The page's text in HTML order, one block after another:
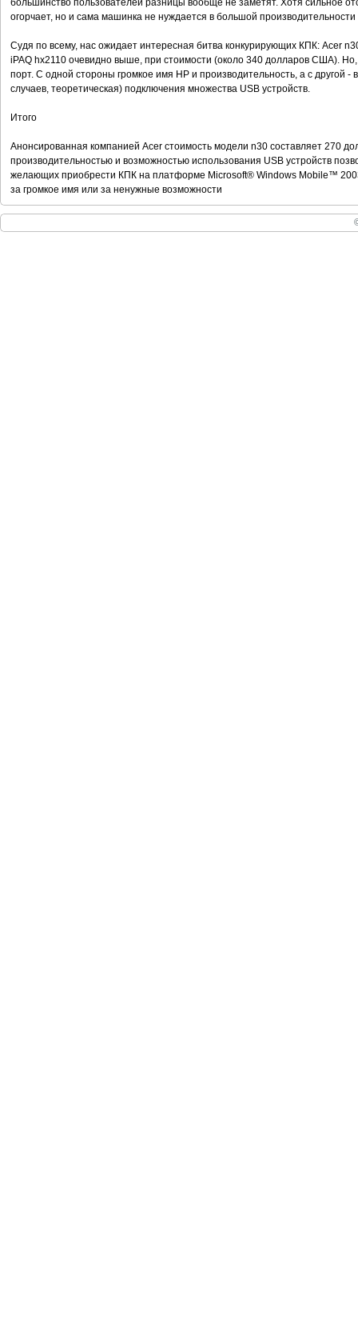
большинство пользователей разницы вообще не заметят. Хотя сильное
огорчает, но и сама машинка не нуждается в большой
Судя по всему, нас ожидает интересная битва конкурирующих КПК: Acer
iPAQ hx2110 очевидно выше, при стоимости (около 340 долларов США). Но,
порт. С одной стороны громкое имя HP и производительность, а с другой
случаев, теоретическая) подключения множества USB устройств.
Итого
Анонсированная компанией Аcer стоимость модели n30 составляет 270
производительностью и возможностью использования USB устройств
желающих приобрести КПК на платформе Microsoft® Windows Mobile™
за громкое имя или за ненужные возможности